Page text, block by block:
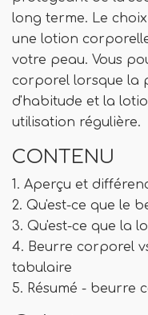
long terme. Le
une lotion
votre peau. Vous
corporel lorsque la
d'habitude et la
utilisation régulière.
CONTENU
1. Aperçu et
2. Qu'est-ce que le
3. Qu'est-ce que la
4. Beurre corporel
tabulaire
5. Résumé - beurre